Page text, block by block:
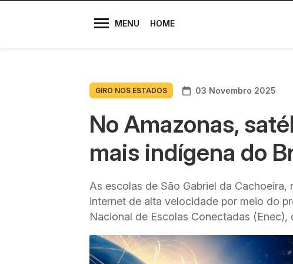
MENU HOME
Diretores
GIRO NOS ESTADOS 03 Novembro 2025
No Amazonas,
mais indígena do
As escolas de São Gabriel da
internet de alta velocidade por meio do
Nacional de Escolas Conectadas (Enec),